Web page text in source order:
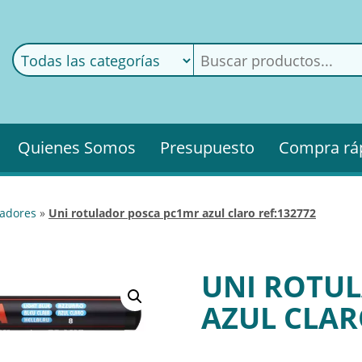
Quienes Somos Presupuesto Compra
» uni rotulador posca pc1mr azul claro ref:132772
UNI
AZUL